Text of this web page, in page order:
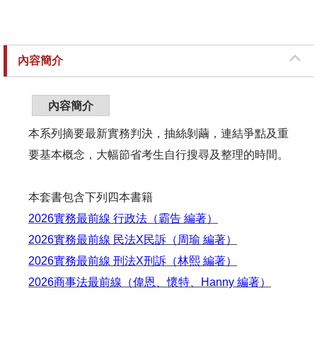
內容簡介
內容簡介
本系列摘要最新實務判決，抽絲剝繭，連結爭點及重
要基本概念，大幅節省考生自行搜尋及整理的時間。
本套書包含下列四本書籍
2026實務最前線 行政法（霸告 編著）
2026實務最前線 民法X民訴（周瑜 編著）
2026實務最前線 刑法X刑訴（林熙 編著）
2026商事法最前線（偉恩、懷特、Hanny 編著）